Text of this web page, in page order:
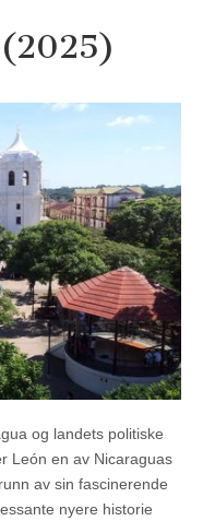
og landets politiske
León en av Nicaraguas
av sin fascinerende
nyere historie